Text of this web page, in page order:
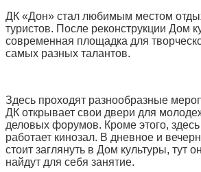
ДК «Дон» стал любимым местом
туристов. После реконструкции Дом
современная площадка для
самых разных талантов.
Здесь проходят разнообразные
ДК открывает свои двери для
деловых форумов. Кроме этого,
работает кинозал. В дневное и
стоит заглянуть в Дом культуры, тут
найдут для себя занятие.